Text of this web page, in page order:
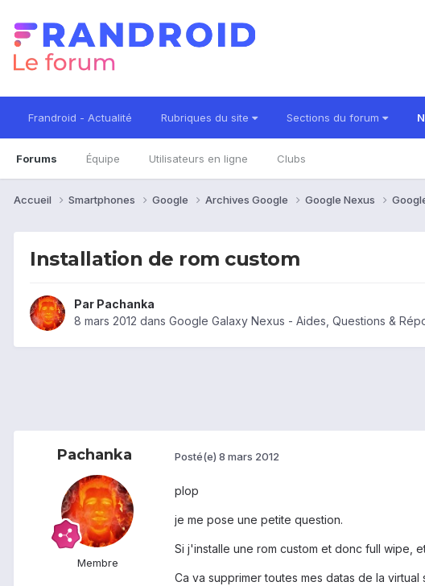
Frandroid - Actualité Rubriques du site Sections du forum
Forums Équipe Utilisateurs en ligne Clubs
Accueil Smartphones Google Archives Google Google Nexus
Installation de rom custom
Par Pachanka
8 mars 2012 dans Google Galaxy Nexus - Aides, Questions &
Pachanka
Membre
Posté(e) 8 mars 2012
plop
je me pose une petite question.
Si j'installe une rom custom et donc full wipe,
Ca va supprimer toutes mes datas de la virtual